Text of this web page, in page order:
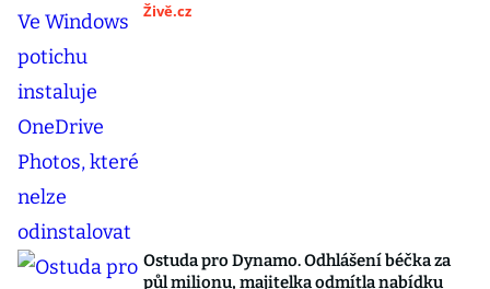
Živě.cz
Ostuda pro Dynamo. Odhlášení béčka za
půl milionu, majitelka odmítla nabídku